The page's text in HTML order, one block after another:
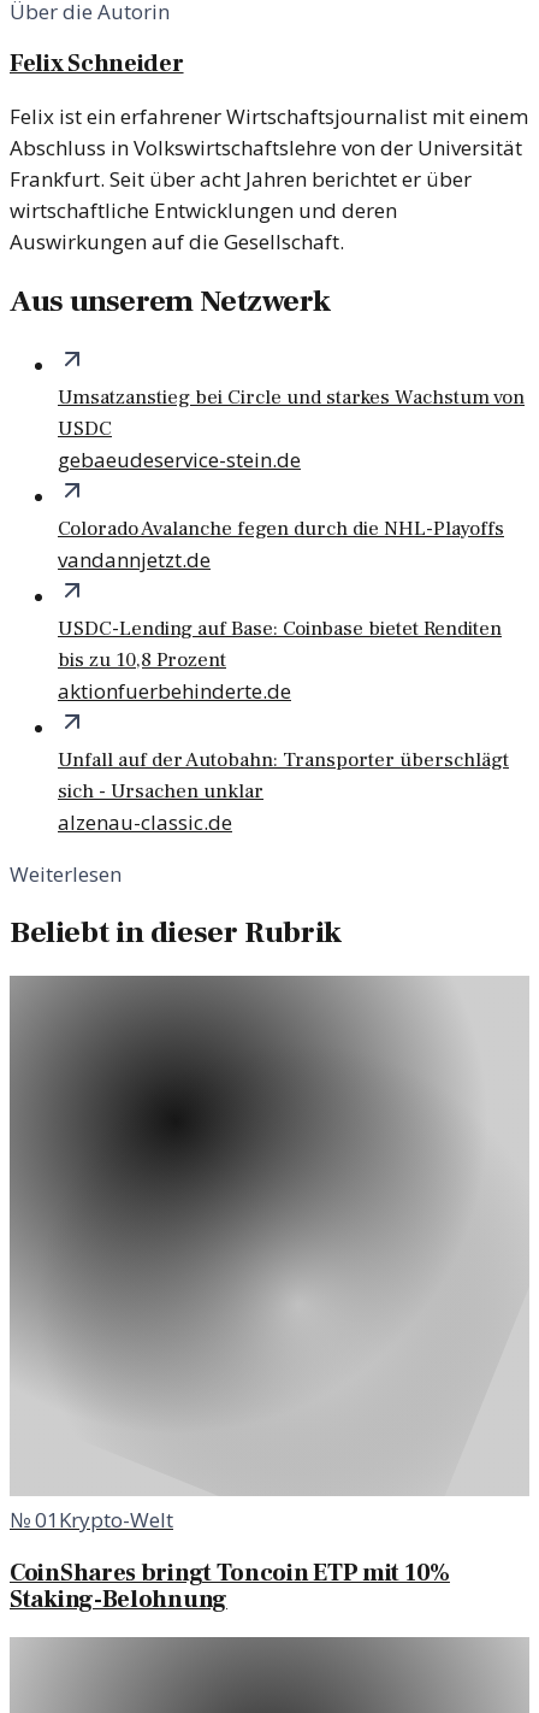
Über die Autorin
Felix Schneider
Felix ist ein erfahrener Wirtschaftsjournalist mit einem
Abschluss in Volkswirtschaftslehre von der Universität
Frankfurt. Seit über acht Jahren berichtet er über
wirtschaftliche Entwicklungen und deren
Auswirkungen auf die Gesellschaft.
Aus unserem Netzwerk
Umsatzanstieg bei Circle und starkes Wachstum von
USDC
gebaeudeservice-stein.de
Colorado Avalanche fegen durch die NHL-Playoffs
vandannjetzt.de
USDC-Lending auf Base: Coinbase bietet Renditen
bis zu 10,8 Prozent
aktionfuerbehinderte.de
Unfall auf der Autobahn: Transporter überschlägt
sich - Ursachen unklar
alzenau-classic.de
Weiterlesen
Beliebt in dieser Rubrik
№01Krypto-Welt
CoinShares bringt Toncoin ETP mit 10%
Staking-Belohnung